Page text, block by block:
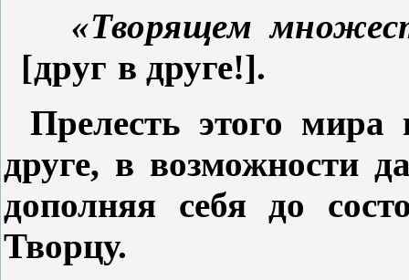
«Творящем
[друг в друге!].
Прелесть этого
друге, в возможности
дополняя себя до
Творцу.